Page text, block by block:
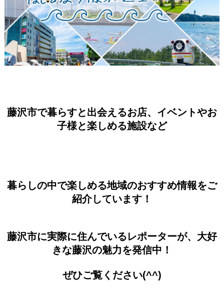
藤沢市で暮らすと出会えるお店、イベントやお
子様と楽しめる施設など
暮らしの中で楽しめる地域のおすすめ情報をご
紹介しています！
藤沢市に実際に住んでいるレポーターが、大好
きな藤沢の魅力を発信中！
ぜひご覧ください(^^)